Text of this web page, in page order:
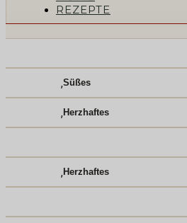
REZEPTE
,Süßes
,Herzhaftes
,Herzhaftes